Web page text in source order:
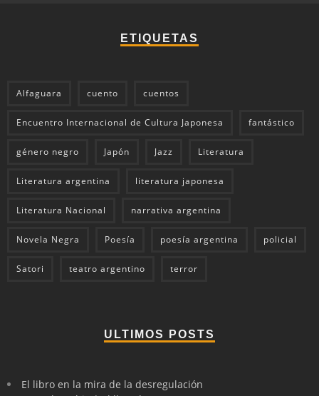
ETIQUETAS
Alfaguara cuento cuentos
Encuentro Internacional de Cultura Japonesa fantástico
género negro Japón Jazz Literatura
Literatura argentina literatura japonesa
Literatura Nacional narrativa argentina
Novela Negra Poesía poesía argentina policial
Satori teatro argentino terror
ULTIMOS POSTS
El libro en la mira de la desregulación